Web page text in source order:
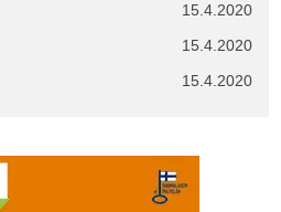
15.4.2020
15.4.2020
15.4.2020